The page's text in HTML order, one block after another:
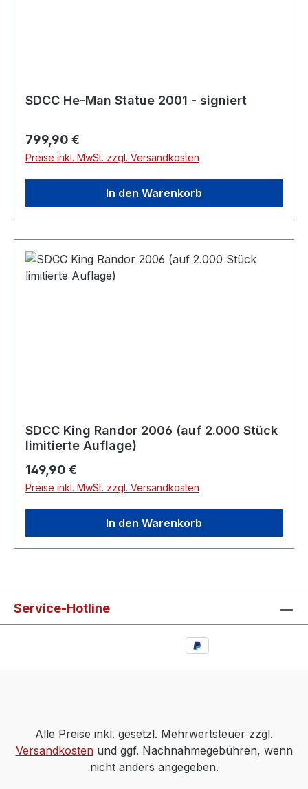
SDCC He-Man Statue 2001 - signiert
Regulärer Preis:
799,90 €
Preise inkl. MwSt. zzgl. Versandkosten
In den Warenkorb
SDCC King Randor 2006 (auf 2.000 Stück
limitierte Auflage)
Regulärer Preis:
149,90 €
Preise inkl. MwSt. zzgl. Versandkosten
In den Warenkorb
Service-Hotline
Alle Preise inkl. gesetzl. Mehrwertsteuer zzgl.
Versandkostenund ggf. Nachnahmegebühren, wenn
nicht anders angegeben.